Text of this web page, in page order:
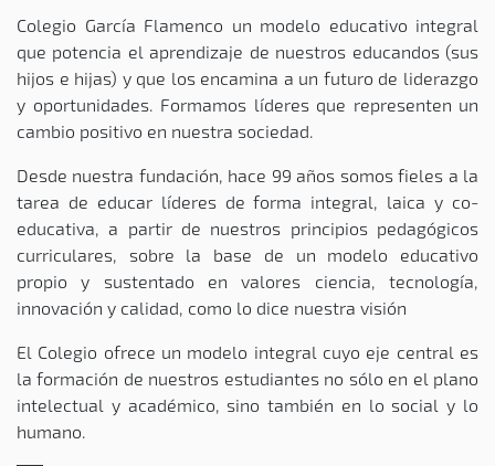
Colegio García Flamenco un modelo educativo integral
que potencia el aprendizaje de nuestros educandos (sus
hijos e hijas) y que los encamina a un futuro de liderazgo
y oportunidades. Formamos líderes que representen un
cambio positivo en nuestra sociedad.
Desde nuestra fundación, hace 99 años somos fieles a la
tarea de educar líderes de forma integral, laica y co-
educativa, a partir de nuestros principios pedagógicos
curriculares, sobre la base de un modelo educativo
propio y sustentado en valores ciencia, tecnología,
innovación y calidad, como lo dice nuestra visión
El Colegio ofrece un modelo integral cuyo eje central es
la formación de nuestros estudiantes no sólo en el plano
intelectual y académico, sino también en lo social y lo
humano.